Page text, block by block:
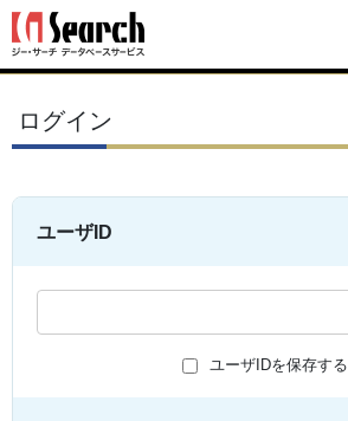
ログイン
ユーザID
ユーザIDを保存する